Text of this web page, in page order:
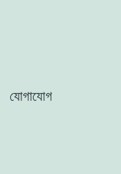
যোগাযোগ